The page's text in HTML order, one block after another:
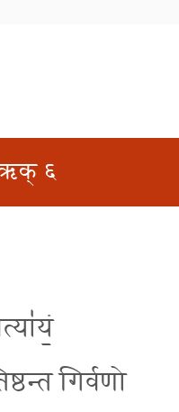
ऋक् ६
गिर्वणो